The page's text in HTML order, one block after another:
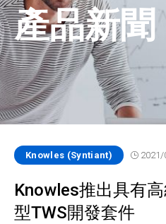
產品新聞
Knowles (Syntiant)
Knowles推出具有
型TWS開發套件